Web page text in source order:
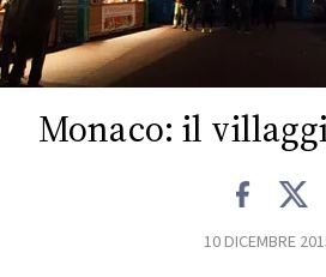
FOTO
CONCORSI
Monaco: il
10 DICEMBRE